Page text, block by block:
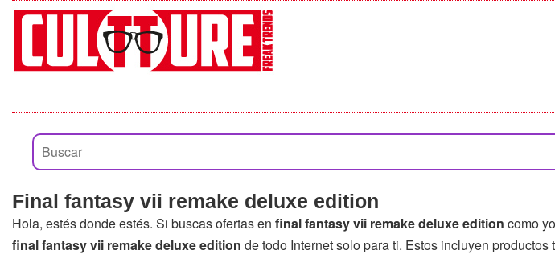
Final fantasy vii remake deluxe edition
Hola, estés donde estés. Si buscas ofertas en final fantasy vii remake deluxe edition como
final fantasy vii remake deluxe edition de todo Internet solo para ti. Estos incluyen productos